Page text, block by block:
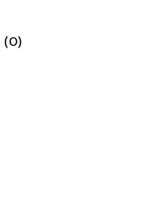
(0)